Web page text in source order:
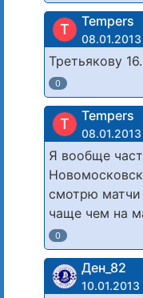
T Tempers
08.01.2013
Третьякову 16.
0
T Tempers
08.01.2013
Я вообще
смотрю матчи
чаще чем на
0
Ден_82